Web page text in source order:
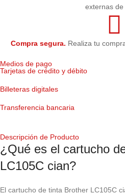
externas de
Compra segura. Realiza tu
Medios de pago
Tarjetas de crédito y débito
Billeteras digitales
Transferencia bancaria
Descripción de Producto
¿Qué es el cartucho
LC105C cian?
El cartucho de tinta Brother LC105C